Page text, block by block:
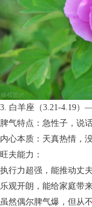
3. 白羊座（3.21-4.19
脾气特点：急性子，说
内心本质：天真热情，
旺夫能力：
执行力超强，能推动丈
乐观开朗，能给家庭带
虽然偶尔脾气爆，但从